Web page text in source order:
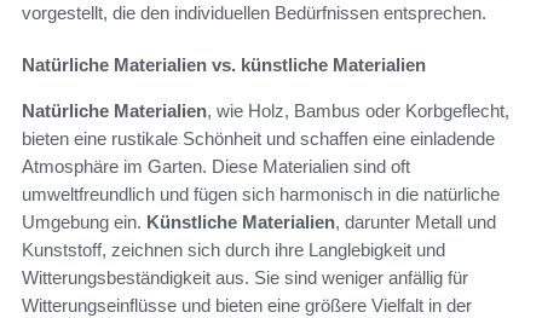
vorgestellt, die den individuellen Bedürfnissen entsprechen.
Natürliche Materialien vs. künstliche Materialien
Natürliche Materialien, wie Holz, Bambus oder Korbgeflecht,
bieten eine rustikale Schönheit und schaffen eine einladende
Atmosphäre im Garten. Diese Materialien sind oft
umweltfreundlich und fügen sich harmonisch in die natürliche
Umgebung ein. Künstliche Materialien, darunter Metall und
Kunststoff, zeichnen sich durch ihre Langlebigkeit und
Witterungsbeständigkeit aus. Sie sind weniger anfällig für
Witterungseinflüsse und bieten eine größere Vielfalt in der